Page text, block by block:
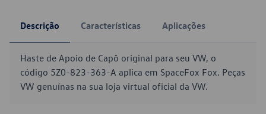
Descrição Características Aplicações
Haste de Apoio de Capô original para seu VW, o
código 5Z0-823-363-A aplica em SpaceFox Fox. Peças
VW genuínas na sua loja virtual oficial da VW.